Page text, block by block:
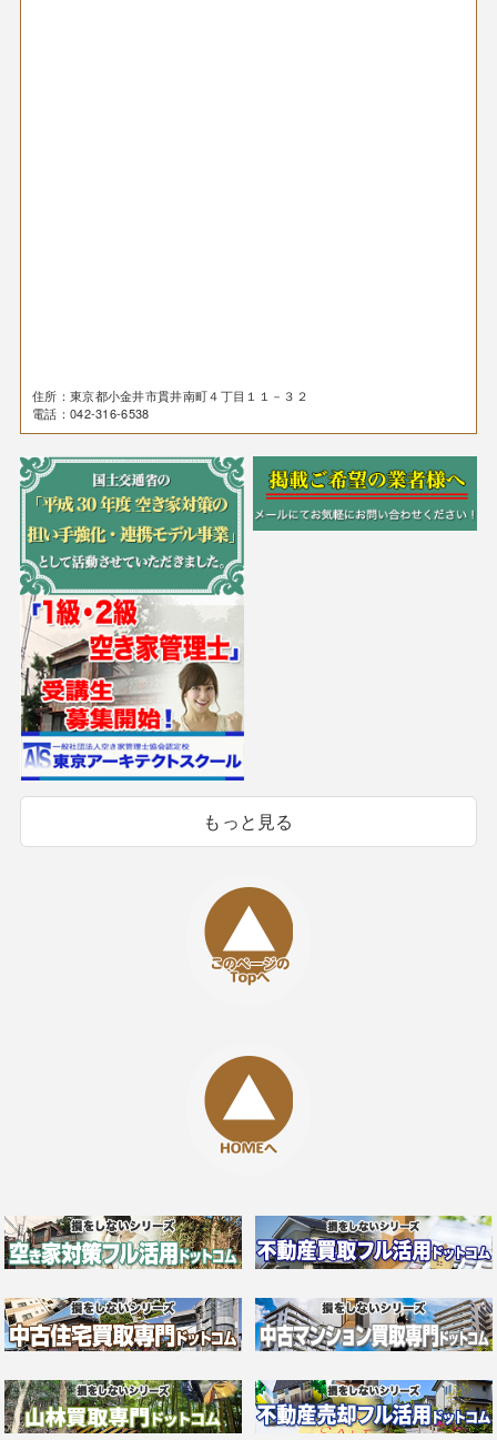
住所：東京都小金井市貫井南町４丁目１１－３２
電話：042-316-6538
もっと見る